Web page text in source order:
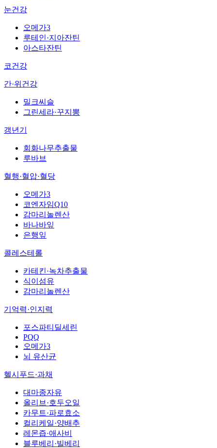
눈건강
오메가3
루테인·지아잔틴
아스타잔틴
코건강
간·위건강
밀크씨슬
그린세라·꾸지뽕
갱년기
회화나무추출물
루바브
혈행·혈압·혈당
오메가3
코엔자임Q10
감마리놀렌산
바나바잎
은행잎
콜레스테롤
카테킨·녹차추출물
식이섬유
감마리놀렌산
기억력·인지력
포스파티딜세린
PQQ
오메가3
뇌 유산균
헬시푸드·과채
대마종자유
올리브·호두오일
카무트·파로효소
컬리케일·양배추
레몬즙·애사비
블루베리·빌베리